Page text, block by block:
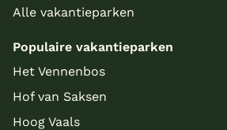
Alle vakantieparken
Populaire vakantieparken
Het Vennenbos
Hof van Saksen
Hoog Vaals